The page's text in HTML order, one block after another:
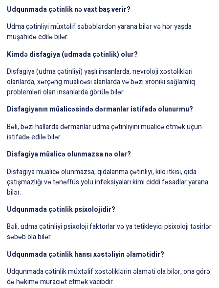
Udqunmada çətinlik nə vaxt baş verir?
Udma çətinliyi müxtəlif səbəblərdən yarana bilər və hər yaşda
müşahidə edilə bilər.
Kimdə disfagiya (udmada çətinlik) olur?
Disfagiya (udma çətinliyi) yaşlı insanlarda, nevroloji xəstəlikləri
olanlarda, xərçəng müalicəsi alanlarda və bəzi xroniki sağlamlıq
problemləri olan insanlarda görülə bilər.
Disfagiyanın müalicəsində dərmanlar istifadə olunurmu?
Bəli, bəzi hallarda dərmanlar udma çətinliyini müalicə etmək üçün
istifadə edilə bilər.
Disfagiya müalicə olunmazsa nə olar?
Disfagiya müalicə olunmazsa, qidalanma çətinliyi, kilo itkisi, qida
çatışmazlığı və tənəffüs yolu infeksiyaları kimi ciddi fəsadlar yarana
bilər.
Udqunmada çətinlik psixolojidir?
Bəli, udma çətinliyi psixoloji faktorlar və ya tetikleyici psixoloji təsirlər
səbəb ola bilər.
Udqunmada çətinlik hansı xəstəliyin əlamətidir?
Udqunmada çətinlik müxtəlif xəstəliklərin əlaməti ola bilər, ona görə
də həkimə müraciət etmək vacibdir.